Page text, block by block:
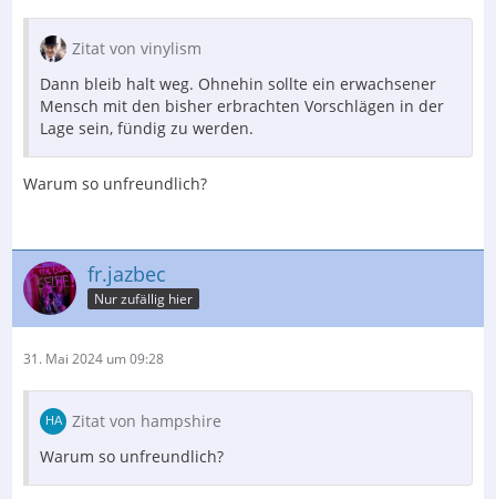
Zitat von vinylism
Dann bleib halt weg. Ohnehin sollte ein erwachsener
Mensch mit den bisher erbrachten Vorschlägen in der
Lage sein, fündig zu werden.
Warum so unfreundlich?
fr.jazbec
Nur zufällig hier
31. Mai 2024 um 09:28
Zitat von hampshire
Warum so unfreundlich?